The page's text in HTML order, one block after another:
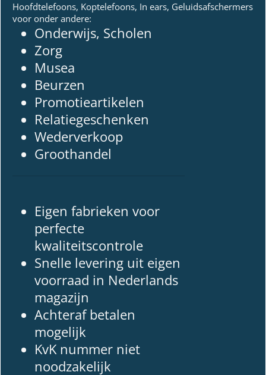
Hoofdtelefoons, Koptelefoons, In ears, Geluidsafschermers
voor onder andere:
Onderwijs, Scholen
Zorg
Musea
Beurzen
Promotieartikelen
Relatiegeschenken
Wederverkoop
Groothandel
Eigen fabrieken voor
perfecte
kwaliteitscontrole
Snelle levering uit eigen
voorraad in Nederlands
magazijn
Achteraf betalen
mogelijk
KvK nummer niet
noodzakelijk